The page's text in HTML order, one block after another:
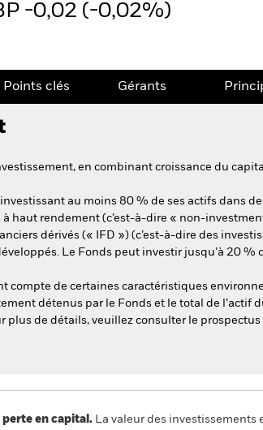
-0,02 (-0,02%)
Points clés Gérants
en combinant croissance du
au moins 80 % de ses actifs dans
haut rendement (c’est-à-dire « non-
dérivés (« IFD ») (c’est-à-dire des
Le Fonds peut investir jusqu’à 20 %
compte de certaines caractéristiques
détenus par le Fonds et le total de l’actif
plus de détails, veuillez consulter le prospectus
perte en capital. La valeur des investissements